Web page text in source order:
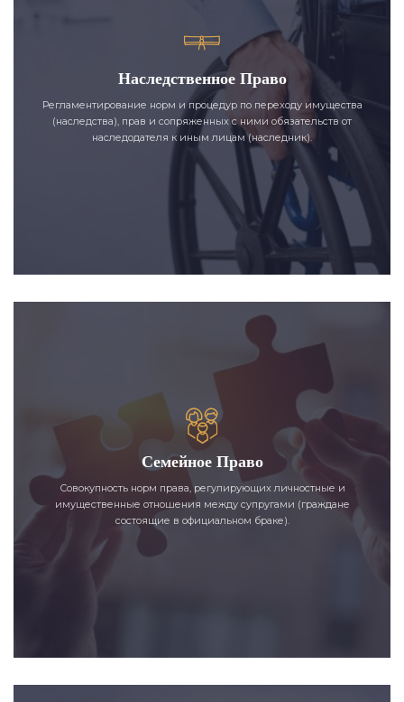
Наследственное Право
Регламентирование норм и процедур по переходу имущества
(наследства), прав и сопряженных с ними обязательств от
наследодателя к иным лицам (наследник).
Семейное Право
Совокупность норм права, регулирующих личностные и
имущественные отношения между супругами (граждане
состоящие в официальном браке).